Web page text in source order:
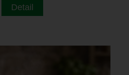
Detail